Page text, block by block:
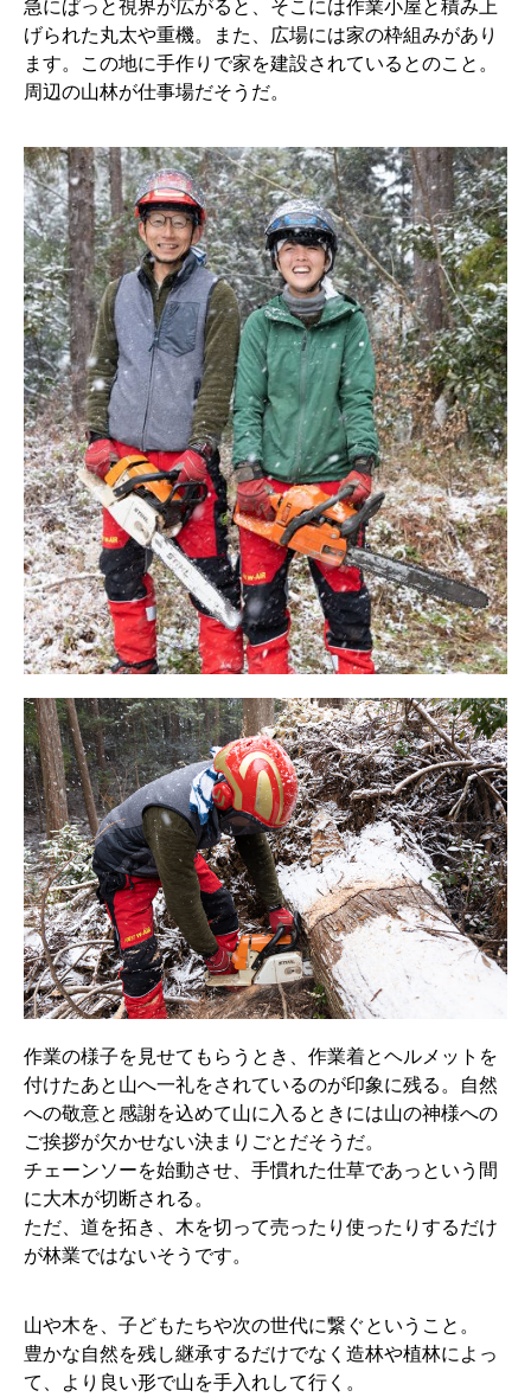
急にぱっと視界が広がると、そこには作業小屋と積み上
げられた丸太や重機。また、広場には家の枠組みがあり
ます。この地に手作りで家を建設されているとのこと。
周辺の山林が仕事場だそうだ。
作業の様子を見せてもらうとき、作業着とヘルメットを
付けたあと山へ一礼をされているのが印象に残る。自然
への敬意と感謝を込めて山に入るときには山の神様への
ご挨拶が欠かせない決まりごとだそうだ。
チェーンソーを始動させ、手慣れた仕草であっという間
に大木が切断される。
ただ、道を拓き、木を切って売ったり使ったりするだけ
が林業ではないそうです。
山や木を、子どもたちや次の世代に繋ぐということ。
豊かな自然を残し継承するだけでなく造林や植林によっ
て、より良い形で山を手入れして行く。